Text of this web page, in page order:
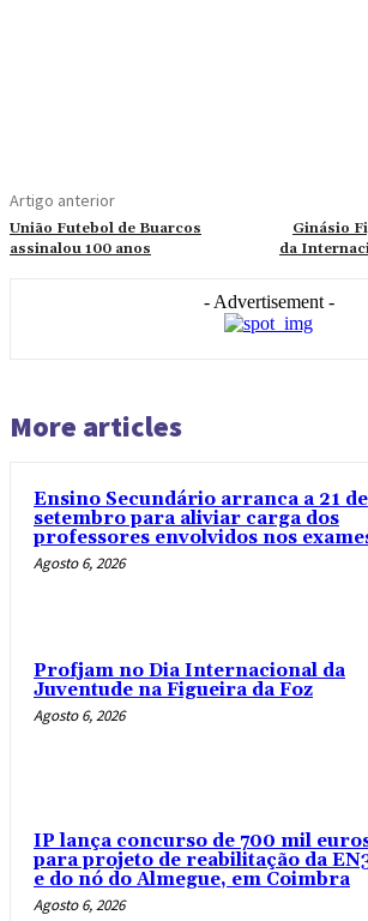
Artigo anterior
União Futebol de Buarcos
assinalou 100 anos
Ginásio
da
- Advertisement -
More articles
Ensino Secundário arranca a 21 de
setembro para aliviar carga dos
professores envolvidos nos
Agosto 6, 2026
Profjam no Dia Internacional da
Juventude na Figueira da Foz
Agosto 6, 2026
IP lança concurso de 700 mil
para projeto de reabilitação da
e do nó do Almegue, em Coimbra
Agosto 6, 2026